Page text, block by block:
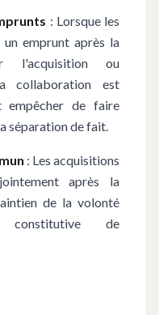
: Lorsque les
emprunt après la
l'acquisition ou
collaboration est
empêcher de faire
séparation de fait.
: Les acquisitions
après la
de la volonté
constitutive de